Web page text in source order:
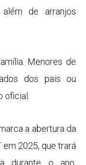
de arranjos
Menores de
dos pais ou
oficial.
a abertura da
2025, que trará
durante o ano,